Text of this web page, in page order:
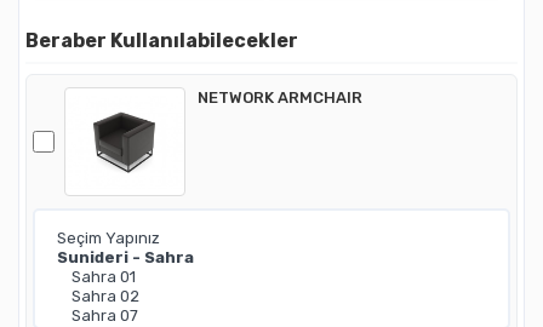
Beraber Kullanılabilecekler
NETWORK ARMCHAIR